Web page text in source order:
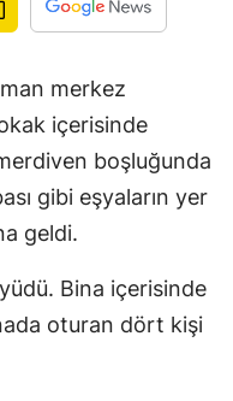
merkez
içerisinde
boşluğunda
gibi eşyaların yer
geldi.
Bina içerisinde
oturan dört kişi